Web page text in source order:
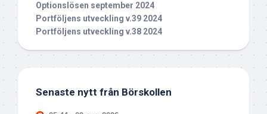
Optionslösen september 2024
Portföljens utveckling v.39 2024
Portföljens utveckling v.38 2024
Senaste nytt från Börskollen